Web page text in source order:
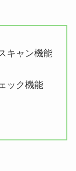
キャン機能
ック機能